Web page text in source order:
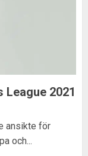
League 2021
ansikte för
och...